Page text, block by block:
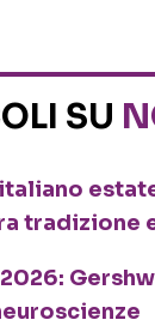
SU
tradizione